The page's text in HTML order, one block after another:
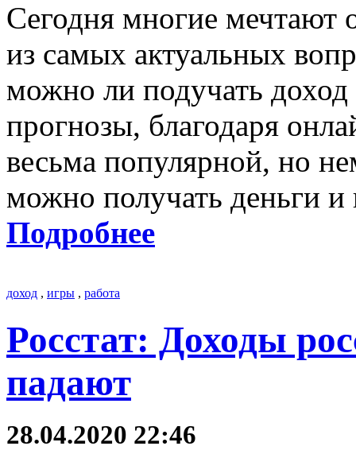
Сегодня многие мечтают
из самых актуальных
можно ли подучать
прогнозы, благодаря
весьма популярной, но
можно получать деньги и
Подробнее
доход , игры , работа
Росстат: Доходы
падают
28.04.2020 22:46